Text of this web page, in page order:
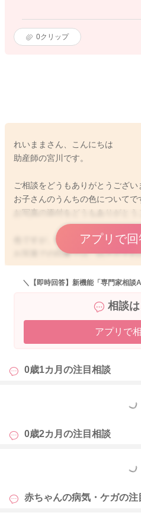
0クリップ
れいままさん、こんにちは
助産師の宮川です。
ご相談をどうもありがとうござい
お子さんのうんちの色についてで
お写真の添付をどうもありがとう
色ですが、特に問題はないように
お写真での印象では、白さがそ
す。
緑色っぽい感じでもありますの
機嫌よく、飲みもいいようでし
だいてもいいのかなと思いますよ
よかったら参考になさってみてく
どうぞよろしくお願いします。
アプリで
＼【即時回答】新機能「専門家相談
相談
アプリで
0歳1カ月の注目相談
もっと
0歳2カ月の注目相談
もっと
赤ちゃんの病気・ケガの注